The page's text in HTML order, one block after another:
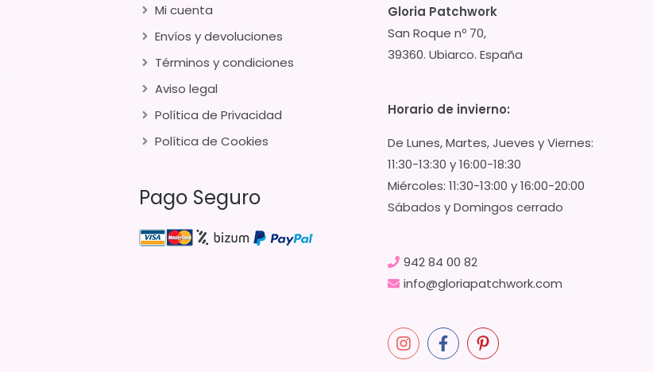
Mi cuenta
Envíos y devoluciones
Términos y condiciones
Aviso legal
Política de Privacidad
Política de Cookies
Pago Seguro
Gloria Patchwork
San Roque nº 70,
39360. Ubiarco. España
Horario de invierno:
De Lunes, Martes, Jueves y Viernes:
11:30-13:30 y 16:00-18:30
Miércoles: 11:30-13:00 y 16:00-20:00
Sábados y Domingos cerrado
942 84 00 82
info@gloriapatchwork.com